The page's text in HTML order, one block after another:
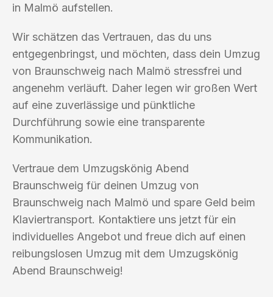
in Malmö aufstellen.
Wir schätzen das Vertrauen, das du uns
entgegenbringst, und möchten, dass dein Umzug
von Braunschweig nach Malmö stressfrei und
angenehm verläuft. Daher legen wir großen Wert
auf eine zuverlässige und pünktliche
Durchführung sowie eine transparente
Kommunikation.
Vertraue dem Umzugskönig Abend
Braunschweig für deinen Umzug von
Braunschweig nach Malmö und spare Geld beim
Klaviertransport. Kontaktiere uns jetzt für ein
individuelles Angebot und freue dich auf einen
reibungslosen Umzug mit dem Umzugskönig
Abend Braunschweig!